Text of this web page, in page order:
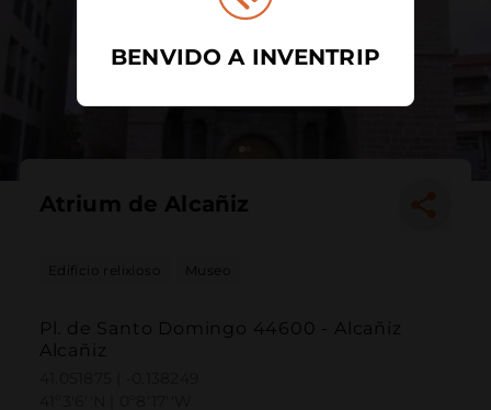
Atrium de Alcañiz
Edificio relixioso Museo
Pl. de Santo Domingo 44600 - Alcañiz
Alcañiz
BENVIDO A INVENTRIP